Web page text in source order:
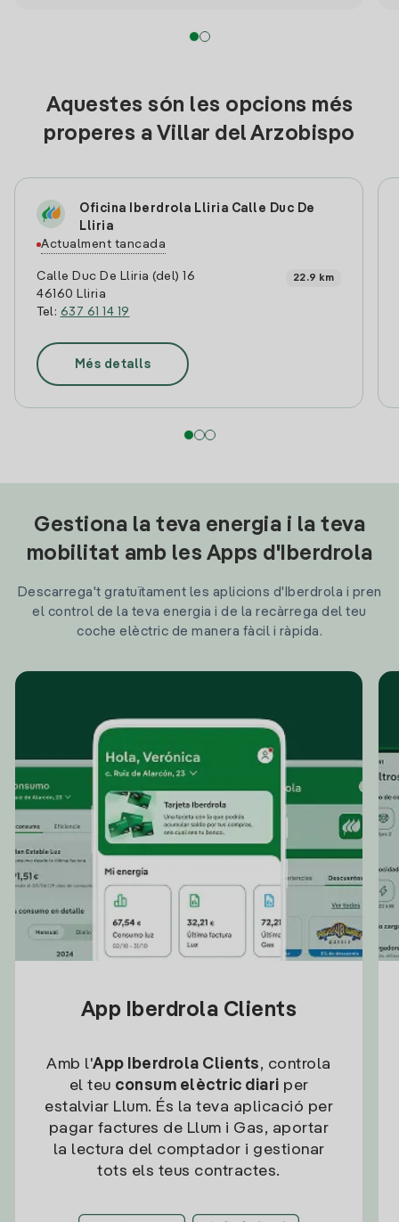
Aquestes són les opcions més
properes a Villar del Arzobispo
Oficina Iberdrola Lliria Calle Duc De
Lliria
Actualment tancada
Calle Duc De Lliria (del) 16
46160 Lliria
Tel: 637 61 14 19
22.9 km
Més detalls
Gestiona la teva energia i la teva
mobilitat amb les Apps d'Iberdrola
Descarrega't gratuïtament les aplicions d'Iberdrola i pren
el control de la teva energia i de la recàrrega del teu
coche elèctric de manera fàcil i ràpida.
App Iberdrola Clients
Amb l'App Iberdrola Clients, controla
el teu consum elèctric diari per
estalviar Llum. És la teva aplicació per
pagar factures de Llum i Gas, aportar
la lectura del comptador i gestionar
tots els teus contractes.